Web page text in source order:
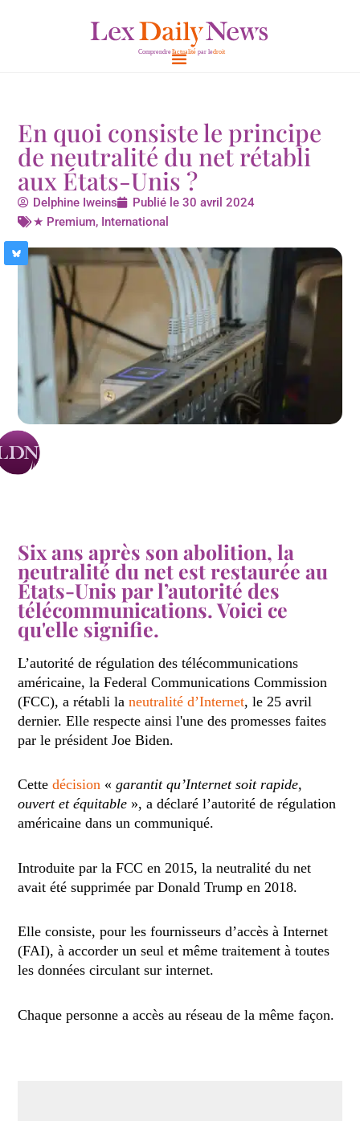
En quoi consiste le principe
de neutralité du net rétabli
aux États-Unis ?
Delphine Iweins Publié le30 avril 2024
★ Premium, International
Six ans après son abolition, la
neutralité du net est restaurée au
États-Unis par l’autorité des
télécommunications. Voici ce
qu'elle signifie.
L’autorité de régulation des télécommunications
américaine, la Federal Communications Commission
(FCC), a rétabli laneutralité d’Internet, le 25 avril
dernier. Elle respecte ainsi l'une des promesses faites
par le président Joe Biden.
Cettedécision «garantit qu’Internet soit rapide,
ouvert et équitable », a déclaré l’autorité de régulation
américaine dans un communiqué.
Introduite par la FCC en 2015, la neutralité du net
avait été supprimée par Donald Trump en 2018.
Elle consiste, pour les fournisseurs d’accès à Internet
(FAI), à accorder un seul et même traitement à toutes
les données circulant sur internet.
Chaque personne a accès au réseau de la même façon.